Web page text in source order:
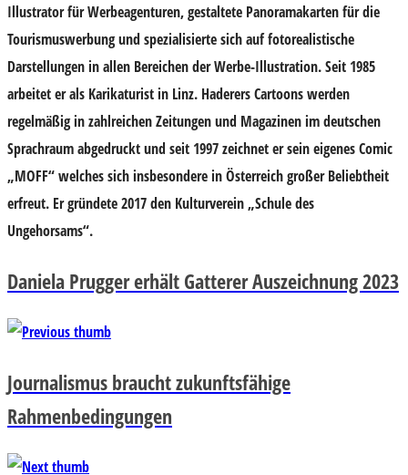
Illustrator für Werbeagenturen, gestaltete Panoramakarten für die
Tourismuswerbung und spezialisierte sich auf fotorealistische
Darstellungen in allen Bereichen der Werbe-Illustration. Seit 1985
arbeitet er als Karikaturist in Linz. Haderers Cartoons werden
regelmäßig in zahlreichen Zeitungen und Magazinen im deutschen
Sprachraum abgedruckt und seit 1997 zeichnet er sein eigenes Comic
„MOFF“ welches sich insbesondere in Österreich großer Beliebtheit
erfreut. Er gründete 2017 den Kulturverein „Schule des
Ungehorsams“.
Daniela Prugger erhält Gatterer Auszeichnung 2023
Journalismus braucht zukunftsfähige
Rahmenbedingungen